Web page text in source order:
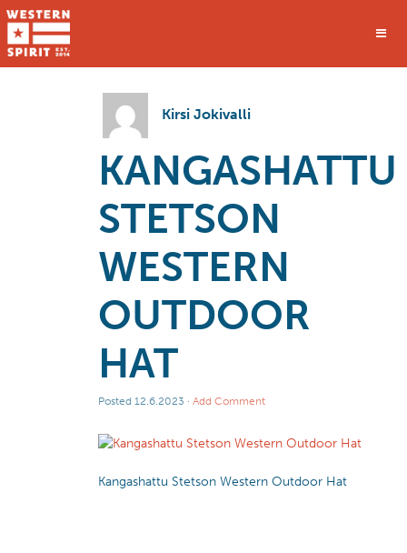
Kirsi Jokivalli
KANGASHATTU
STETSON
WESTERN
OUTDOOR
HAT
Posted 12.6.2023 · Add Comment
Kangashattu Stetson Western Outdoor Hat